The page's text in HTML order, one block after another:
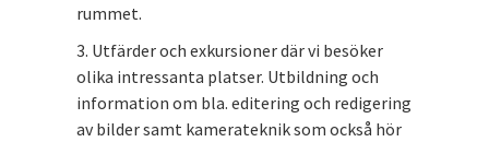
rummet.
3. Utfärder och exkursioner där vi besöker
olika intressanta platser. Utbildning och
information om bla. editering och redigering
av bilder samt kamerateknik som också hör